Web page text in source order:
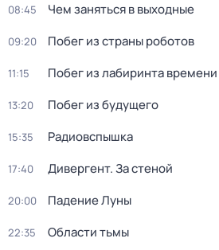
08:45 Чем заняться в выходные
09:20 Побег из страны роботов
11:15 Пoбег из лабиринтa времени
13:20 Побег из будущего
15:35 Радиовспышка
17:40 Дивергент. За стеной
20:00 Падение Луны
22:35 Области тьмы